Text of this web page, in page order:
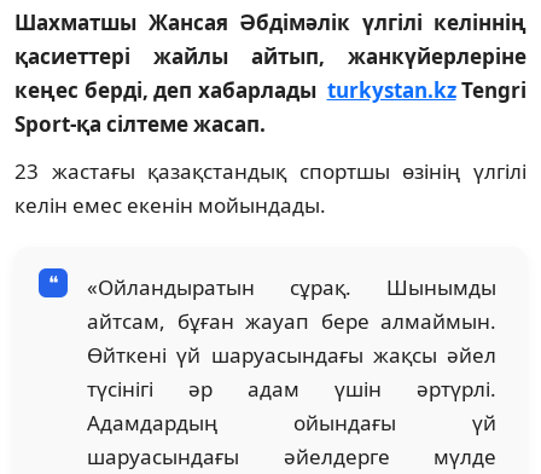
Шахматшы Жансая Әбдімәлік үлгілі келіннің
қасиеттері жайлы айтып, жанкүйерлеріне
кеңес берді, деп хабарлады turkystan.kzTengri
Sport-қа сілтеме жасап.
23 жастағы қазақстандық спортшы өзінің үлгілі
келін емес екенін мойындады.
«Ойландыратын сұрақ. Шынымды
айтсам, бұған жауап бере алмаймын.
Өйткені үй шаруасындағы жақсы әйел
түсінігі әр адам үшін әртүрлі.
Адамдардың ойындағы үй
шаруасындағы әйелдерге мүлде